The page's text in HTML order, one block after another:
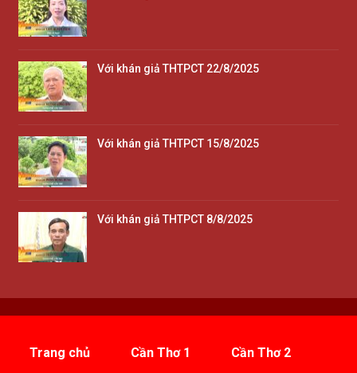
Với khán giả THTPCT 22/8/2025
Với khán giả THTPCT 15/8/2025
Với khán giả THTPCT 8/8/2025
Trang chủ Cần Thơ 1 Cần Thơ 2